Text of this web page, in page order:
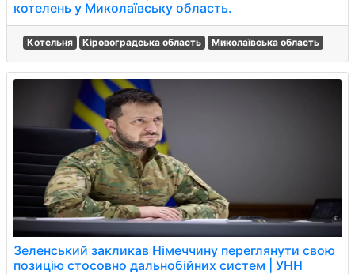
котелень у Миколаївську область.
Котельня Кіровоградська область Миколаївська область
Зеленський закликав Німеччину переглянути свою
позицію стосовно дальнобійних систем | УНН